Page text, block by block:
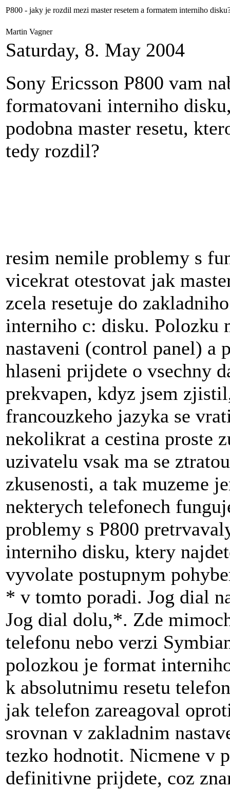
P800 - jaky je rozdil mezi master resetem a formatem interniho
Martin Vagner
Saturday, 8. May 2004
Sony Ericsson P800 vam
formatovani interniho
podobna master resetu,
tedy rozdil?
resim nemile problemy s
vicekrat otestovat jak
zcela resetuje do
interniho c: disku. Polozku
nastaveni (control panel) a
hlaseni prijdete o vsechny
prekvapen, kdyz jsem
francouzkeho jazyka se
nekolikrat a cestina proste
uzivatelu vsak ma se
zkusenosti, a tak muzeme
nekterych telefonech
problemy s P800
interniho disku, ktery
vyvolate postupnym
* v tomto poradi. Jog dial
Jog dial dolu,*. Zde
telefonu nebo verzi
polozkou je format
k absolutnimu resetu
jak telefon zareagoval
srovnan v zakladnim
tezko hodnotit. Nicmene v
definitivne prijdete, coz